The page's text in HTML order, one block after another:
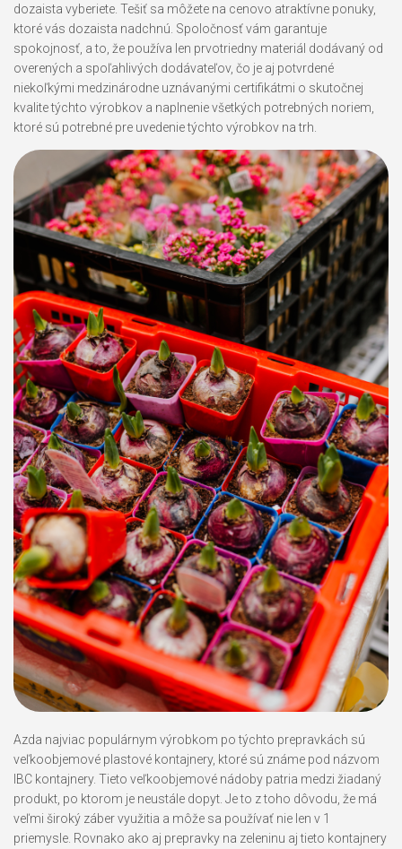
dozaista vyberiete. Tešiť sa môžete na cenovo atraktívne ponuky,
ktoré vás dozaista nadchnú. Spoločnosť vám garantuje
spokojnosť, a to, že používa len prvotriedny materiál dodávaný od
overených a spoľahlivých dodávateľov, čo je aj potvrdené
niekoľkými medzinárodne uznávanými certifikátmi o skutočnej
kvalite týchto výrobkov a naplnenie všetkých potrebných noriem,
ktoré sú potrebné pre uvedenie týchto výrobkov na trh.
Azda najviac populárnym výrobkom po týchto prepravkách sú
veľkoobjemové plastové kontajnery, ktoré sú známe pod názvom
IBC kontajnery. Tieto veľkoobjemové nádoby patria medzi žiadaný
produkt, po ktorom je neustále dopyt. Je to z toho dôvodu, že má
veľmi široký záber využitia a môže sa používať nie len v 1
priemysle. Rovnako ako aj prepravky na zeleninu aj tieto kontajnery